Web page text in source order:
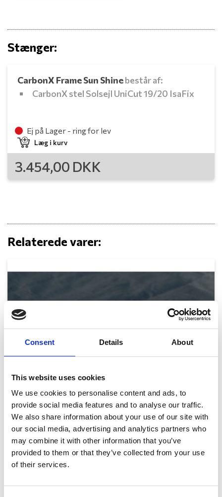
Consent Details About
This website uses cookies
We use cookies to personalise content and ads, to
provide social media features and to analyse our traffic.
We also share information about your use of our site with
our social media, advertising and analytics partners who
may combine it with other information that you’ve
provided to them or that they’ve collected from your use
of their services.
Stænger:
CarbonX Frame Sun Shinebestår af:
CarbonX stel Solsejl UniCut 19/20 IsaFix
Ej på Lager - ring for lev
Læg i kurv
3.454,00 DKK
Relaterede varer:
Isabella presenning Grey 270 x 700 cm
På fjernlager, 2-4 dages lev